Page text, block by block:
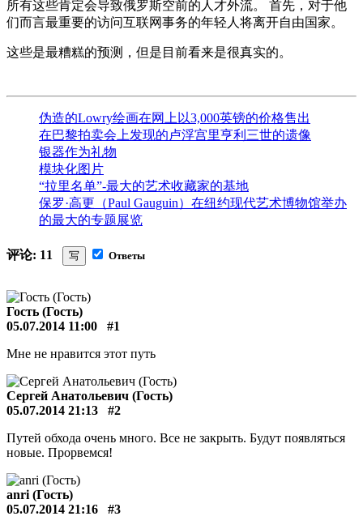
所有这些肯定会导致俄罗斯空前的人才外流。 首先，对于他
们而言最重要的访问互联网事务的年轻人将离开自由国家。
这些是最糟糕的预测，但是目前看来是很真实的。
伪造的Lowry绘画在网上以3,000英镑的价格售出
在巴黎拍卖会上发现的卢浮宫里亨利三世的遗像
银器作为礼物
模块化图片
“拉里名单”-最大的艺术收藏家的基地
保罗·高更（Paul Gauguin）在纽约现代艺术博物馆举办
的最大的专题展览
评论: 11 写 Ответы
Гость (Гость)
05.07.2014 11:00
#1
Мне не нравится этот путь
Сергей Анатольевич (Гость)
05.07.2014 21:13
#2
Путей обхода очень много. Все не закрыть. Будут появляться
новые. Прорвемся!
anri (Гость)
05.07.2014 21:16
#3